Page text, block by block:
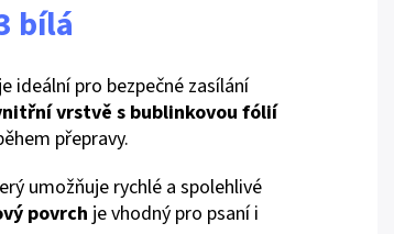
bílá
je ideální pro bezpečné zasílání
vrstvě s bublinkovou fólií
přepravy.
umožňuje rychlé a spolehlivé
povrch je vhodný pro psaní i